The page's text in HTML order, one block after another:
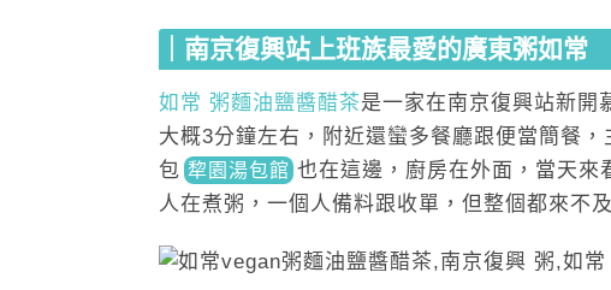
｜南京復興站上班族最愛的廣東粥如常
如常 粥麵油鹽醬醋茶是一家在南京復興站新開
大概3分鐘左右，附近還蠻多餐廳跟便當簡餐
包 犂園湯包館 也在這邊，廚房在外面，當天來
人在煮粥，一個人備料跟收單，但整個都來不